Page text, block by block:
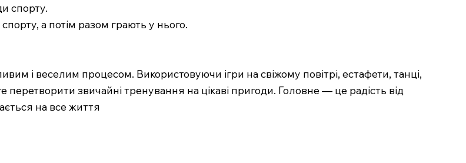
спорту.
а потім разом грають у нього.
і веселим процесом. Використовуючи ігри на свіжому повітрі, естафети, танці,
перетворити звичайні тренування на цікаві пригоди. Головне — це радість від
на все життя